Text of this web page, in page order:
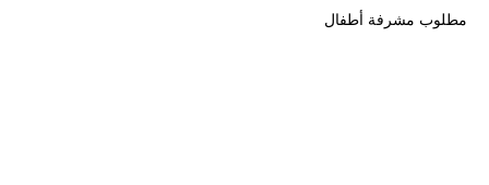
مطلوب مشرفة أطفال